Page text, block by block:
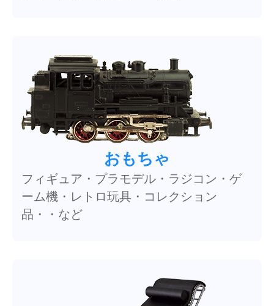
おもちゃ
フィギュア・プラモデル・ラジコン・ゲ
ーム機・レトロ玩具・コレクション
品・・など